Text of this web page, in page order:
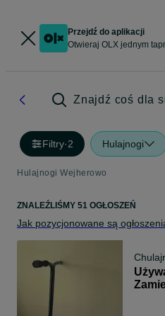
Przejdź do aplikacji
Otwieraj OLX jednym
Znajdź coś dla
Filtry·2 Hulajnogi
Hulajnogi Wejherowo
ZNALEŹLIŚMY 51 OGŁOSZEŃ
Jak pozycjonowane są